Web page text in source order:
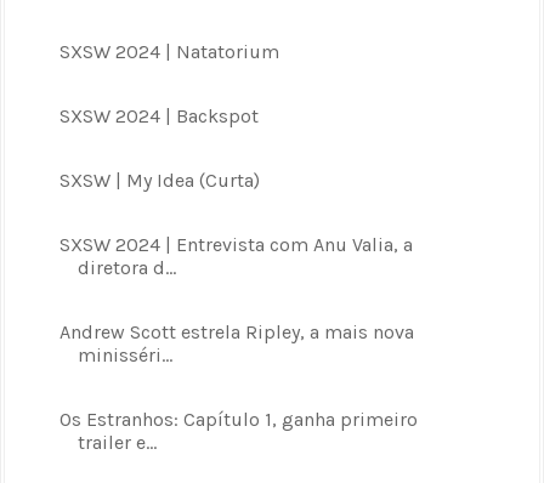
SXSW 2024 | Natatorium
SXSW 2024 | Backspot
SXSW | My Idea (Curta)
SXSW 2024 | Entrevista com Anu Valia, a
diretora d...
Andrew Scott estrela Ripley, a mais nova
minisséri...
Os Estranhos: Capítulo 1, ganha primeiro
trailer e...